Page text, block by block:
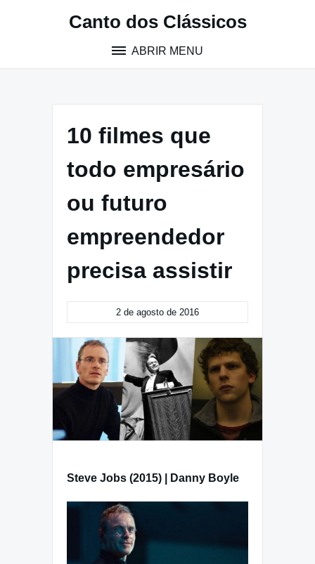
Canto dos Clássicos
ABRIR MENU
10 filmes que
todo empresário
ou futuro
empreendedor
precisa assistir
2 de agosto de 2016
Steve Jobs (2015) | Danny Boyle